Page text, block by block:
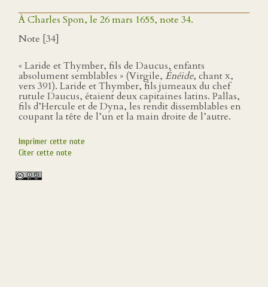
À Charles Spon, le 26 mars 1655, note 34.
Note [34]
« Laride et Thymber, fils de Daucus, enfants
absolument semblables » (Virgile, Énéide, chantx,
vers 391). Laride et Thymber, fils jumeaux du chef
rutule Daucus, étaient deux capitaines latins. Pallas,
fils d’Hercule et de Dyna, les rendit dissemblables en
coupant la tête de l’un et la main droite de l’autre.
Imprimer cette note
Citer cette note